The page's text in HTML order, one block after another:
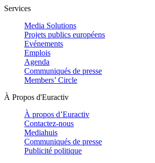
Services
Media Solutions
Projets publics européens
Evénements
Emplois
Agenda
Communiqués de presse
Members’ Circle
À Propos d'Euractiv
À propos d’Euractiv
Contactez-nous
Mediahuis
Communiqués de presse
Publicité politique